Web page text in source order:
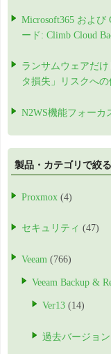
Microsoft365 および
ード: Climb Cloud
ランサムウェアだけ
タ損失」リスクへの
N2WS機能フォーカ
製品・カテゴリで絞る
Proxmox (4)
セキュリティ (47)
Veeam (766)
Veeam Backup &
Ver13 (14)
過去バージョン